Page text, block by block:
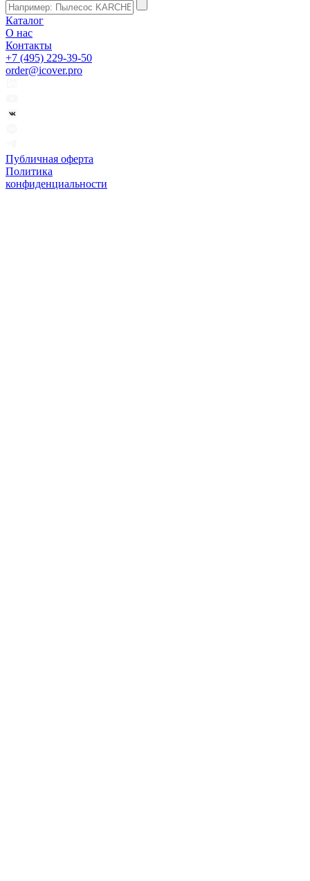
Каталог
О нас
Контакты
+7 (495) 229-39-50
order@icover.pro
Публичная оферта
Политика
конфиденциальности